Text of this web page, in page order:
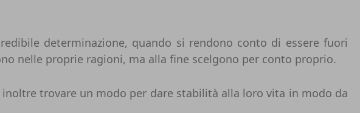
determinazione, quando si rendono conto di essere fuori
nelle proprie ragioni, ma alla fine scelgono per conto proprio.
trovare un modo per dare stabilità alla loro vita in modo da